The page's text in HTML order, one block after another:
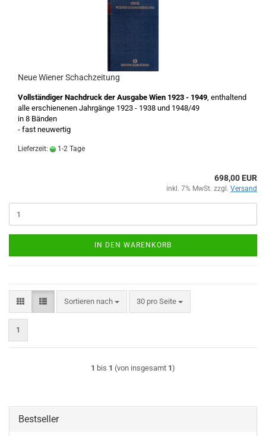
Neue Wiener Schachzeitung
Vollständiger Nachdruck der Ausgabe Wien 1923 - 1949, enthaltend
alle erschienenen Jahrgänge 1923 - 1938 und 1948/49
in 8 Bänden
- fast neuwertig
Lieferzeit: 1-2 Tage
698,00 EUR
inkl. 7% MwSt. zzgl. Versand
IN DEN WARENKORB
Sortieren nach
Sortieren nach 30 pro Seite
pro Seite
1
1 bis 1 (von insgesamt 1)
Bestseller